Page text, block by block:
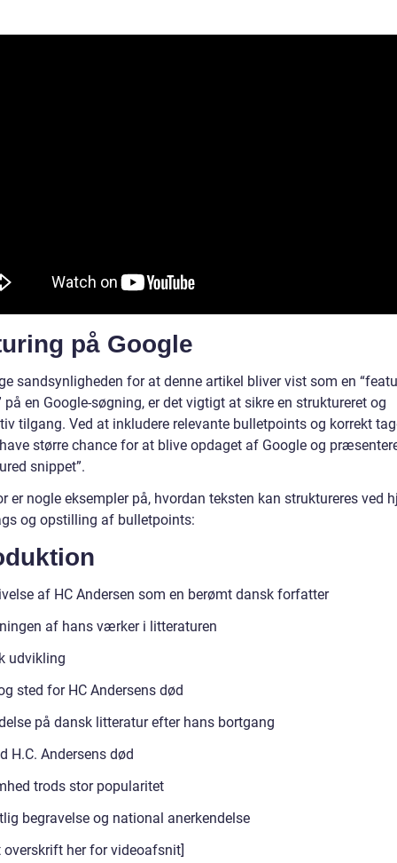
på Google
sandsynligheden for at denne artikel bliver vist som en
på en Google-søgning, er det vigtigt at sikre en struktureret og
tilgang. Ved at inkludere relevante bulletpoints og korrekt
større chance for at blive opdaget af Google og
snippet”.
er nogle eksempler på, hvordan teksten kan struktureres ved
og opstilling af bulletpoints:
af HC Andersen som en berømt dansk forfatter
af hans værker i litteraturen
udvikling
sted for HC Andersens død
på dansk litteratur efter hans bortgang
H.C. Andersens død
trods stor popularitet
begravelse og national anerkendelse
her for videoafsnit]